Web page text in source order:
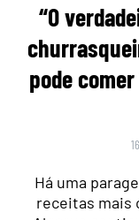
“O
pode
Há uma
receitas mais